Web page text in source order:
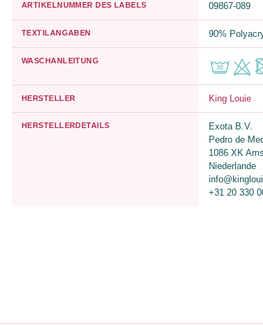
ARTIKELNUMMER DES LABELS 09867-089
TEXTILANGABEN 90%
WASCHANLEITUNG
HERSTELLER King Louie
HERSTELLERDETAILS
Exota B.V.
Pedro de
1086 XK
Niederlande
+31 20 330